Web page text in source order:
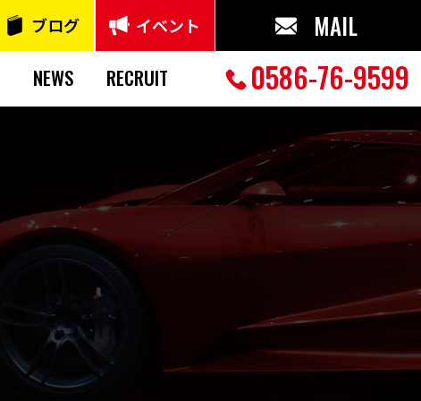
ブログ イベント MAIL
NEWS RECRUIT 0586-76-9599